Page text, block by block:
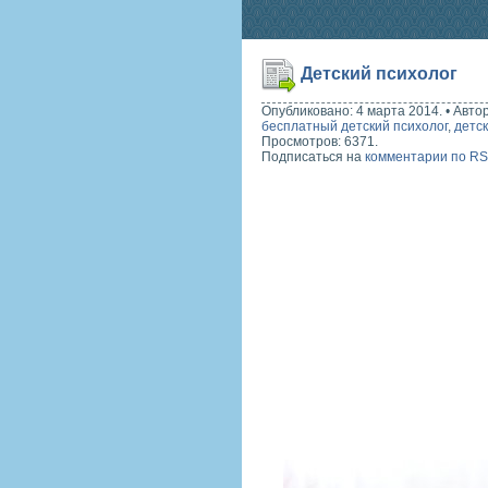
Детский психолог
Опубликовано: 4 марта 2014. •
бесплатный детский психолог,
Просмотров: 6371.
Подписаться на комментарии по